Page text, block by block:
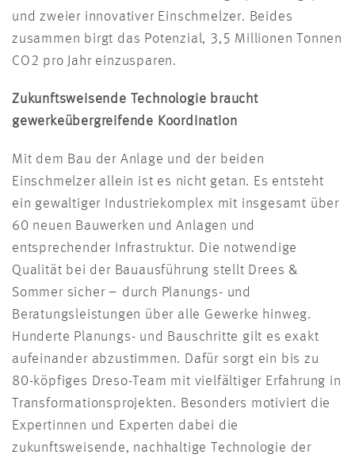
und zweier innovativer Einschmelzer. Beides
zusammen birgt das Potenzial, 3,5 Millionen Tonnen
CO2 pro Jahr einzusparen.
Zukunftsweisende Technologie braucht
gewerkeübergreifende Koordination
Mit dem Bau der Anlage und der beiden
Einschmelzer allein ist es nicht getan. Es entsteht
ein gewaltiger Industriekomplex mit insgesamt über
60 neuen Bauwerken und Anlagen und
entsprechender Infrastruktur. Die notwendige
Qualität bei der Bauausführung stellt Drees &
Sommer sicher – durch Planungs- und
Beratungsleistungen über alle Gewerke hinweg.
Hunderte Planungs- und Bauschritte gilt es exakt
aufeinander abzustimmen. Dafür sorgt ein bis zu
80-köpfiges Dreso-Team mit vielfältiger Erfahrung in
Transformationsprojekten. Besonders motiviert die
Expertinnen und Experten dabei die
zukunftsweisende, nachhaltige Technologie der